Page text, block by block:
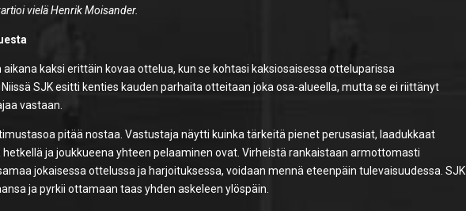
vielä Henrik Moisander.
aikana kaksi erittäin kovaa ottelua, kun se kohtasi kaksiosaisessa otteluparissa
SJK esitti kenties kauden parhaita otteitaan joka osa-alueella, mutta se ei riittänyt
vastaan.
pitää nostaa. Vastustaja näytti kuinka tärkeitä pienet perusasiat, laadukkaat
ja joukkueena yhteen pelaaminen ovat. Virheistä rankaistaan armottomasti
jokaisessa ottelussa ja harjoituksessa, voidaan mennä eteenpäin tulevaisuudessa. SJK
ja pyrkii ottamaan taas yhden askeleen ylöspäin.